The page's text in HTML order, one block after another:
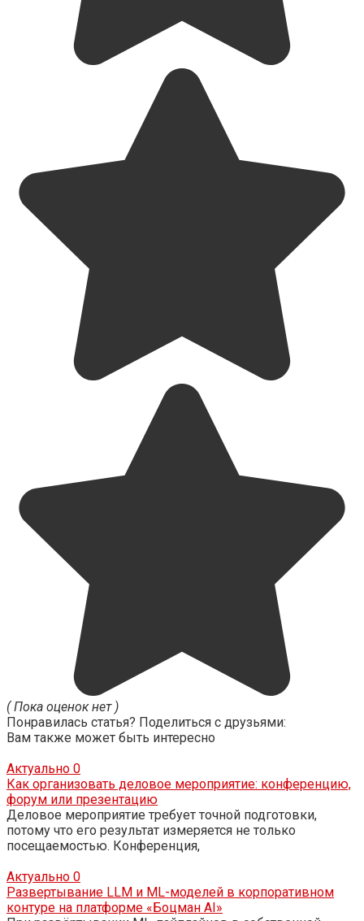
( Пока оценок нет )
Понравилась статья? Поделиться с друзьями:
Вам также может быть интересно
Актуально 0
Как организовать деловое мероприятие: конференцию,
форум или презентацию
Деловое мероприятие требует точной подготовки,
потому что его результат измеряется не только
посещаемостью. Конференция,
Актуально 0
Развертывание LLM и ML-моделей в корпоративном
контуре на платформе «Боцман AI»